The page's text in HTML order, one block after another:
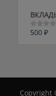
Оценка
500 ₽
Copyright